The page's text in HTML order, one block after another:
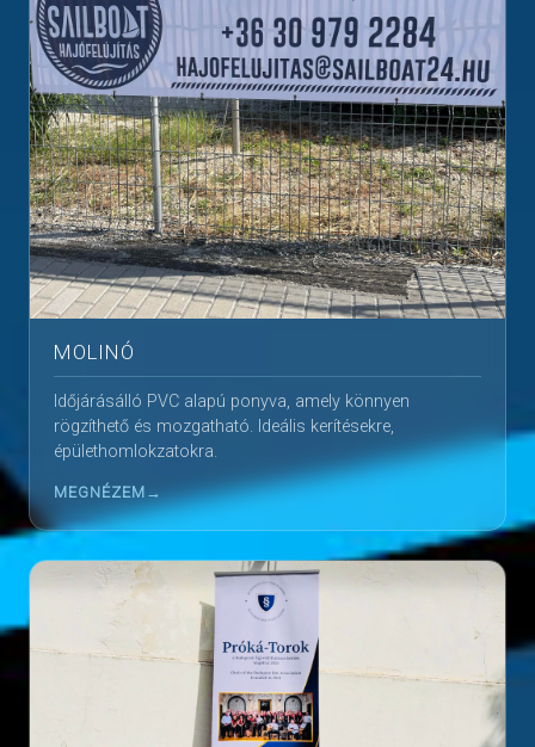
MOLINÓ
Időjárásálló PVC alapú ponyva, amely könnyen
rögzíthető és mozgatható. Ideális kerítésekre,
épülethomlokzatokra.
MEGNÉZEM